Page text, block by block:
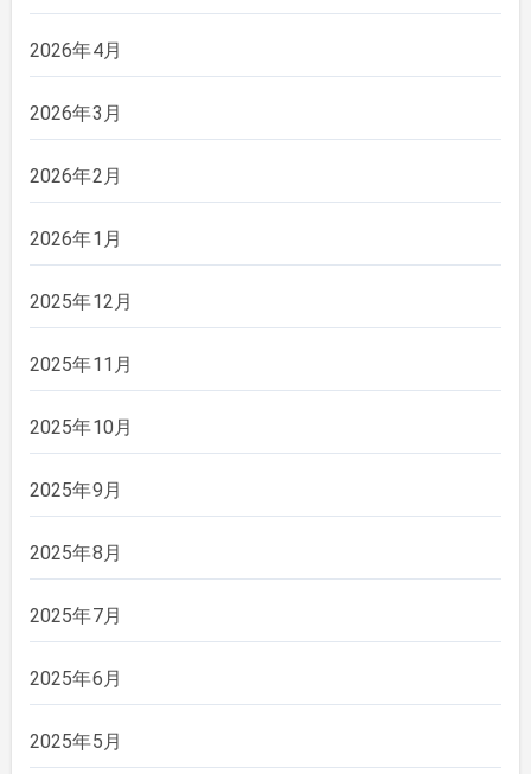
2026年4月
2026年3月
2026年2月
2026年1月
2025年12月
2025年11月
2025年10月
2025年9月
2025年8月
2025年7月
2025年6月
2025年5月